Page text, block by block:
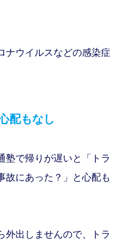
ナウイルスなどの感染症
配もなし
塾で帰りが遅いと「トラ
故にあった？」と心配も
外出しませんので、トラ